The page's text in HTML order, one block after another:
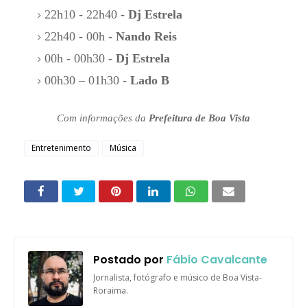
22h10 - 22h40 - Dj Estrela
22h40 - 00h - Nando Reis
00h - 00h30 - Dj Estrela
00h30 – 01h30 - Lado B
Com informações da Prefeitura de Boa Vista
Entretenimento Música
Postado por Fábio Cavalcante
Jornalista, fotógrafo e músico de Boa Vista-
Roraima.